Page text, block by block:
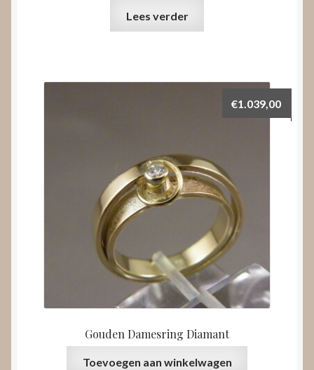
Lees verder
Gouden Damesring Diamant
€1.039,00
Toevoegen aan winkelwagen